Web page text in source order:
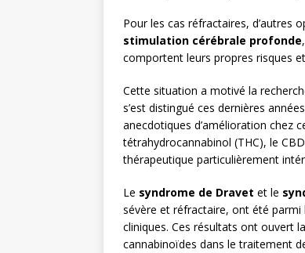
Pour les cas réfractaires, d’autres
stimulation cérébrale profonde
comportent leurs propres risques
Cette situation a motivé la
s’est distingué ces dernières
anecdotiques d’amélioration chez
tétrahydrocannabinol (THC), le
thérapeutique particulièrement
Le syndrome de Dravet et le
sévère et réfractaire, ont été parmi
cliniques. Ces résultats ont ouvert
cannabinoïdes dans le traitement